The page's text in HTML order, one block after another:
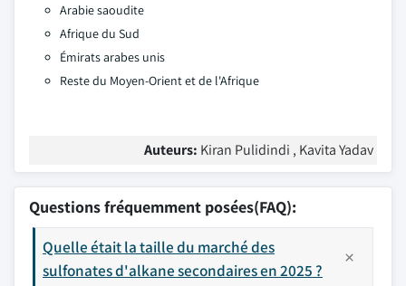
Arabie saoudite
Afrique du Sud
Émirats arabes unis
Reste du Moyen-Orient et de l'Afrique
Auteurs: Kiran Pulidindi , Kavita Yadav
Questions fréquemment posées(FAQ):
Quelle était la taille du marché des
sulfonates d'alkane secondaires en 2025 ?